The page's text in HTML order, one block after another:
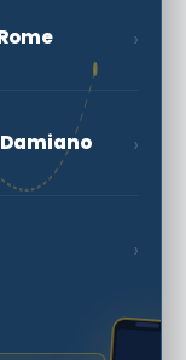
›
›
›